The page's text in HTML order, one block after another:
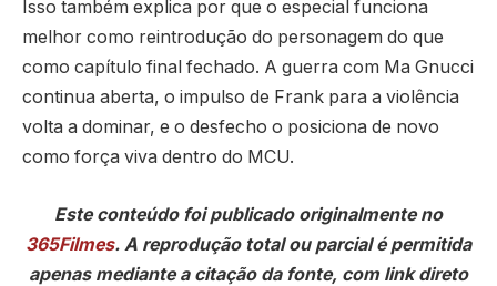
Isso também explica por que o especial funciona
melhor como reintrodução do personagem do que
como capítulo final fechado. A guerra com Ma Gnucci
continua aberta, o impulso de Frank para a violência
volta a dominar, e o desfecho o posiciona de novo
como força viva dentro do MCU.
Este conteúdo foi publicado originalmente no
365Filmes. A reprodução total ou parcial é permitida
apenas mediante a citação da fonte, com link direto